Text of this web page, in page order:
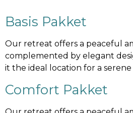
Basis Pakket
Our retreat offers a peaceful
complemented by elegant
it the ideal location for a serene
Comfort Pakket